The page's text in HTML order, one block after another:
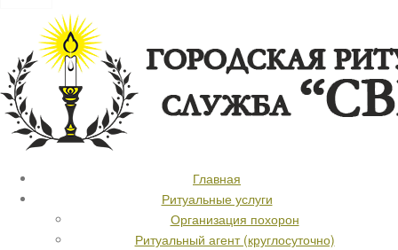
Главная
Ритуальные услуги
Организация похорон
Ритуальный агент (круглосуточно)